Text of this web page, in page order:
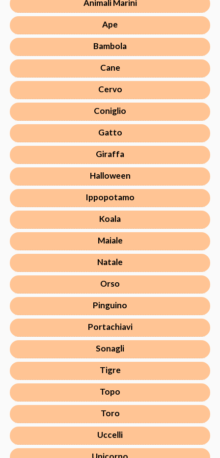
Animali Marini
Ape
Bambola
Cane
Cervo
Coniglio
Gatto
Giraffa
Halloween
Ippopotamo
Koala
Maiale
Natale
Orso
Pinguino
Portachiavi
Sonagli
Tigre
Topo
Toro
Uccelli